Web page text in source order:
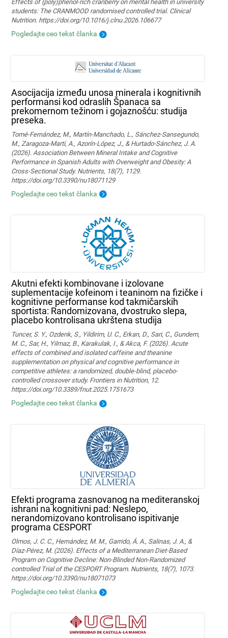
Effects of (poly)phenol-rich cranberry on mental health in university
students: The CRANMOOD randomised controlled trial. Clinical
Nutrition. https://doi.org/10.1016/j.clnu.2026.106677
Pogledajte ceo tekst članka
Asocijacija između unosa minerala i kognitivnih
performansi kod odraslih Španaca sa
prekomernom težinom i gojaznošću: studija
preseka.
Tomé-Fernández, M., Martín-Manchado, L., Sánchez-Sansegundo,
M., Zaragoza-Martí, A., Azorín-López, J., & Hurtado-Sánchez, J. A.
(2026). Association Between Mineral Intake and Cognitive
Performance in Spanish Adults with Overweight and Obesity: A
Cross-Sectional Study. Nutrients, 18(7), 1129.
https://doi.org/10.3390/nu18071129
Pogledajte ceo tekst članka
Akutni efekti kombinovane i izolovane
suplementacije kofeinom i teaninom na fizičke i
kognitivne performanse kod takmičarskih
sportista: Randomizovana, dvostruko slepa,
placebo kontrolisana ukrštena studija
Tuncer, S. Y., Ozdenk, S., Yildirim, U. C., Erkan, D., Sari, C., Gundem,
M. C., Sar, H., Yilmaz, B., Karakulak, I., & Akca, F. (2026). Acute
effects of combined and isolated caffeine and theanine
supplementation on physical and cognitive performance in
competitive athletes: a randomized, double-blind, placebo-
controlled crossover study. Frontiers in Nutrition, 12.
https://doi.org/10.3389/fnut.2025.1751673
Pogledajte ceo tekst članka
Efekti programa zasnovanog na mediteranskoj
ishrani na kognitivni pad: Neslepo,
nerandomizovano kontrolisano ispitivanje
programa CESPORT
Olmos, J. C. C., Hernández, M. M., Garrido, Á. A., Salinas, J. A., &
Díaz-Pérez, M. (2026). Effects of a Mediterranean Diet-Based
Program on Cognitive Decline: Non-Blinded Non-Randomized
controlled Trial of the CESPORT Program. Nutrients, 18(7), 1073.
https://doi.org/10.3390/nu18071073
Pogledajte ceo tekst članka